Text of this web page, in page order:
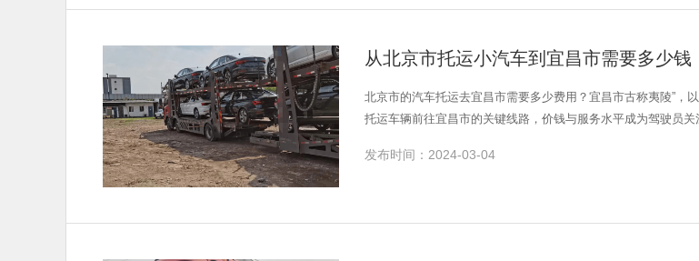
同：与托运公司签订正式的运输合同，明确双方的权利和义务。 支付费用：根据合同约定，支付相应的托运费。 车辆运输：托运公司会根据您的需求
和合同约定，安排合适的车辆将您的车辆安全、稳定地运送到目的地。 到达验收：在车辆到达目的地后，您可以前往托运公司指定的
确保车辆无损。 总之，在冬季旅游出行时选择汽车托运是一种明智的选择。通过选择优质的汽车托运公司，并了解其优势和流程，您可以享受到省心
好时光吧！
从北京市托运小汽车到宜昌市需要多少钱
北京市的汽车托运去宜昌市需要多少费用？宜昌市古称夷陵”，
托运车辆前往宜昌市的关键线路，价钱与服务水平成为驾驶员
发布时间：2024-03-04